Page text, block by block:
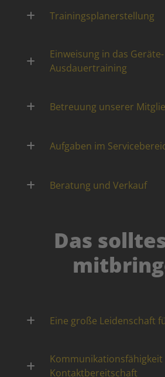
Trainingsplanerstellung
Einweisung in das
Ausdauertraining
Betreuung unserer
Aufgaben im
Beratung und Verkauf
Das
Eine große Leidenschaft
Kommunikationsfähigkeit
Kontaktbereitschaft